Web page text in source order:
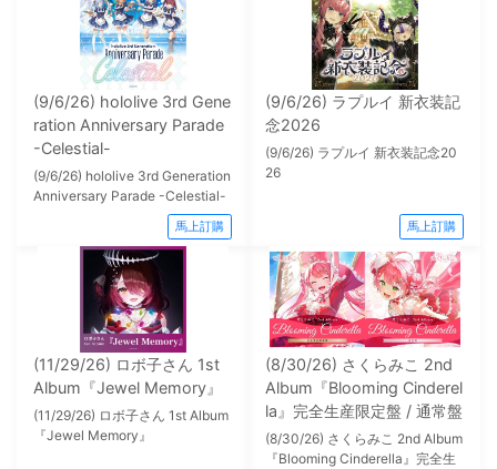
(9/6/26) hololive 3rd Gene
ration Anniversary Parade
-Celestial-
(9/6/26) hololive 3rd Generation
Anniversary Parade -Celestial-
馬上訂購
(9/6/26) ラプルイ 新衣装記
念2026
(9/6/26) ラプルイ 新衣装記念20
26
馬上訂購
(11/29/26) ロボ子さん 1st
Album『Jewel Memory』
(11/29/26) ロボ子さん 1st Album
『Jewel Memory』
(8/30/26) さくらみこ 2nd
Album『Blooming Cinderel
la』完全生産限定盤 / 通常盤
(8/30/26) さくらみこ 2nd Album
『Blooming Cinderella』完全生